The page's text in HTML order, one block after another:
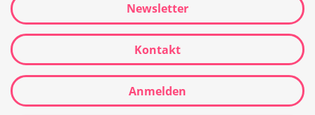
Newsletter
Kontakt
Anmelden